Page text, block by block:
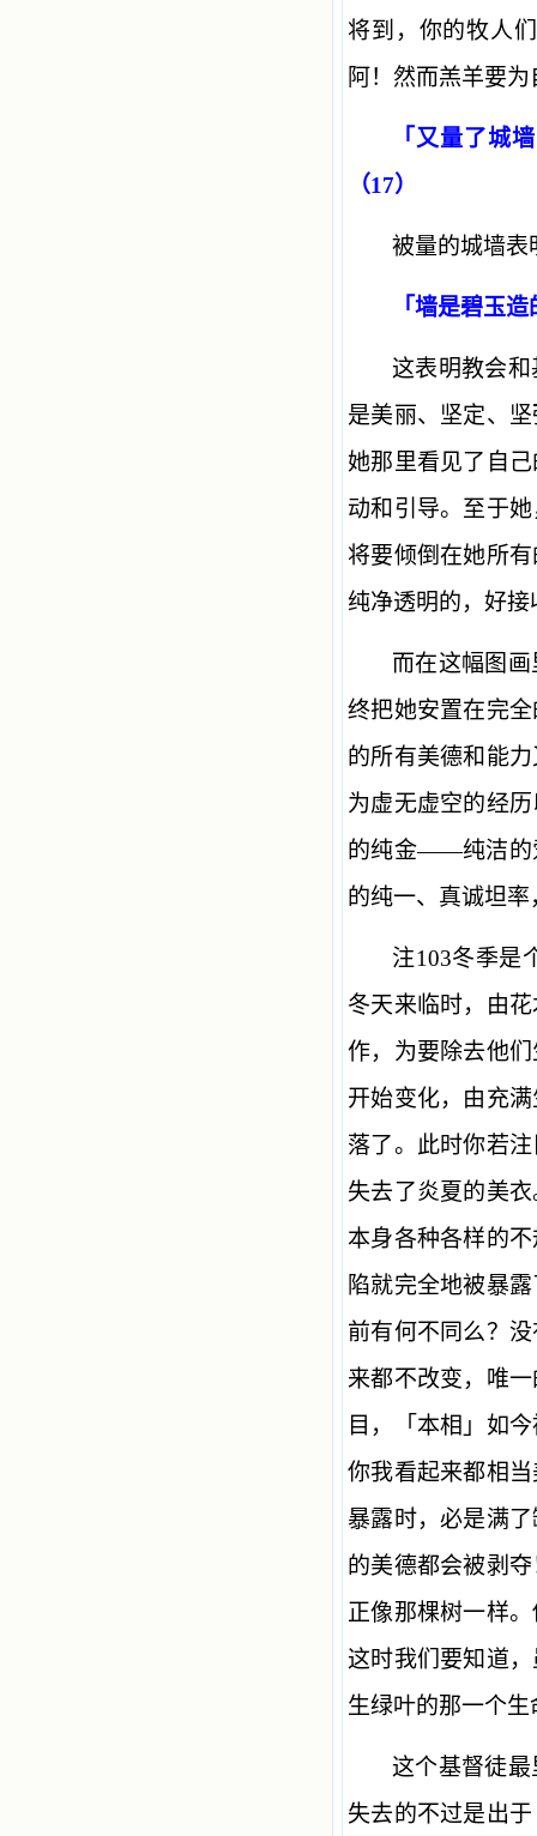
将到，你的牧人
阿！然而羔羊要
「又量了城
（17）
被量的城墙表
「墙是碧玉
这表明教会
是美丽、坚定、
她那里看见了自
动和引导。至于
将要倾倒在她所
纯净透明的，好
而在这幅图
终把她安置在完
的所有美德和能
为虚无虚空的经
的纯金——纯洁的
的纯一、真诚坦
注103冬季是
冬天来临时，由
作，为要除去他
开始变化，由充
落了。此时你若
失去了炎夏的美
本身各种各样的
陷就完全地被暴
前有何不同么？
来都不改变，唯
目，「本相」如
你我看起来都相
暴露时，必是满
的美德都会被剥
正像那棵树一样
这时我们要知道
生绿叶的那一个生
这个基督徒
失去的不过是出